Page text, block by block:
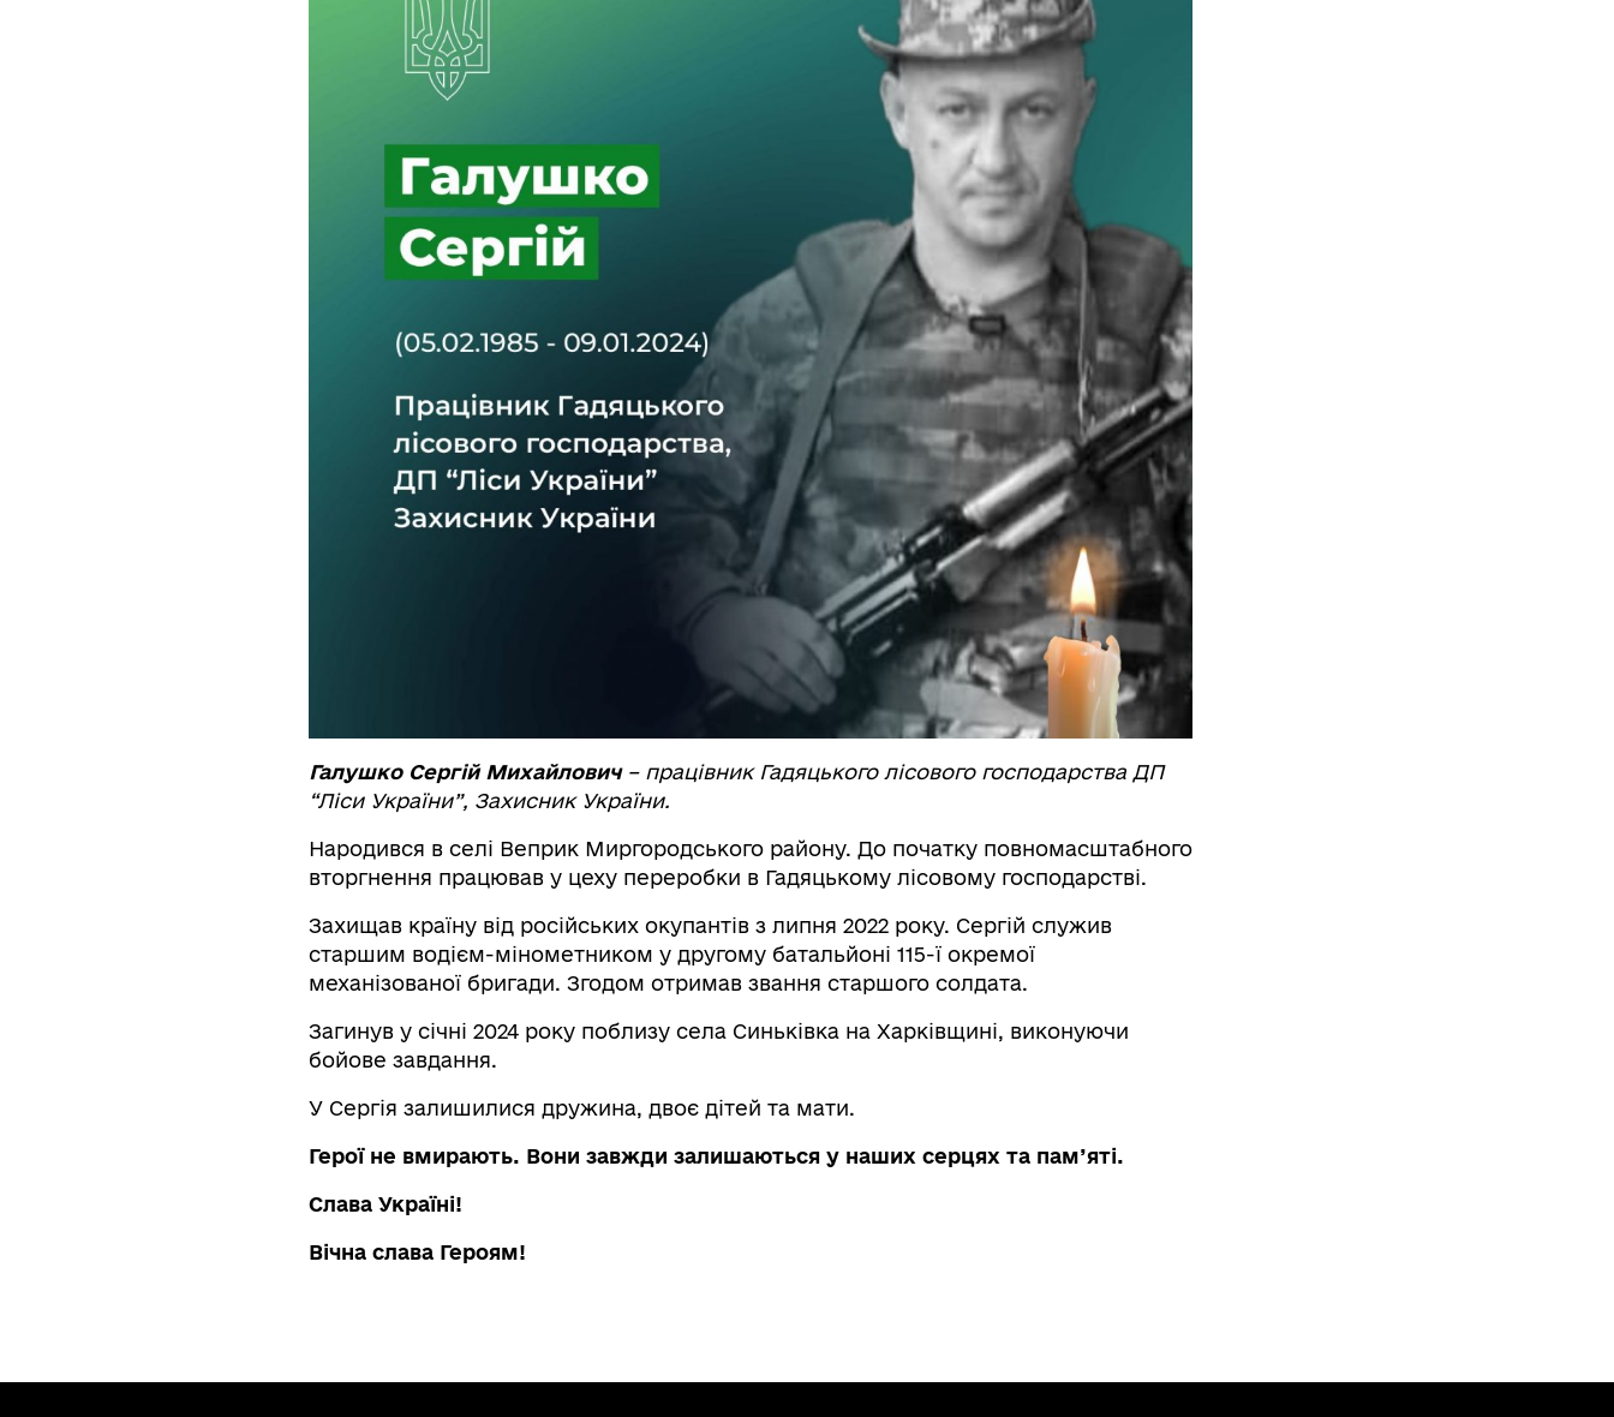
Галушко Сергій Михайлович– працівник Гадяцького лісового господарства ДП
“Ліси України”, Захисник України.
Народився в селі Веприк Миргородського району. До початку повномасштабного
вторгнення працював у цеху переробки в Гадяцькому лісовому господарстві.
Захищав країну від російських окупантів з липня 2022 року. Сергій служив
старшим водієм-мінометником у другому батальйоні 115-ї окремої
механізованої бригади. Згодом отримав звання старшого солдата.
Загинув у січні 2024 року поблизу села Синьківка на Харківщині, виконуючи
бойове завдання.
У Сергія залишилися дружина, двоє дітей та мати.
Герої не вмирають. Вони завжди залишаються у наших серцях та пам’яті.
Слава Україні!
Вічна слава Героям!